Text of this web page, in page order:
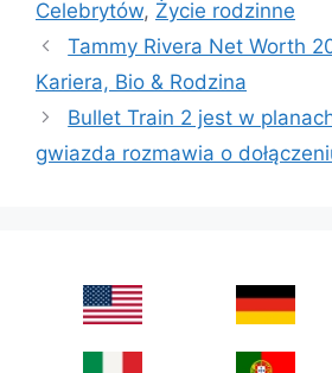
Celebrytów, Życie rodzinne
Tammy Rivera Net Worth
Kariera, Bio & Rodzina
Bullet Train 2 jest w
gwiazda rozmawia o